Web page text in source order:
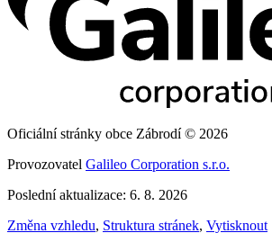
Oficiální stránky obce Zábrodí © 2026
Provozovatel Galileo Corporation s.r.o.
Poslední aktualizace: 6. 8. 2026
Změna vzhledu, Struktura stránek, Vytisknout